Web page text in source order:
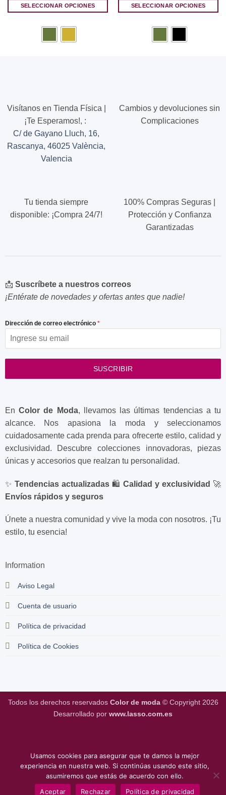
SELECCIONAR OPCIONES
elegir
página
SELECCIONAR OPCIONES
elegir
Visítanos en Tienda Física |
¡Te Esperamos!, :
C/ de Gayano Lluch, 16,
Rascanya, 46025 València,
Valencia
Cambios y devoluciones sin
Complicaciones
Tu tienda siempre
disponible: ¡Compra 24/7!
100% Compras Seguras |
Protección y Confianza
Garantizadas
EnColor de Moda, llevamos las últimas tendencias a tu
alcance. Nos apasiona la moda y seleccionamos
cuidadosamente cada prenda para ofrecerte estilo, calidad y
exclusividad. Descubre colecciones innovadoras, piezas
únicas y accesorios que realzan tu personalidad.
✨ Tendencias actualizadas🛍️Calidad y exclusividad 🚀
Envíos rápidos y seguros
Únete a nuestra comunidad y vive la moda con nosotros. ¡Tu
estilo, tu esencia!
Information
Aviso Legal
Cuenta de usuario
Política de privacidad
Política de Cookies
📩 Suscríbete a nuestros correos
¡Entérate de novedades y ofertas antes que nadie!
Dirección de correo electrónico *
SUSCRIBIR
Todos los derechos reservados Color de moda© Copyright 2026
Desarrollado por www.lasso.com.es
Usamos cookies para asegurar que te damos la mejor
experiencia en nuestra web. Si continúas usando este sitio,
asumiremos que estás de acuerdo con ello.
Aceptar
Rechazar Política de privacidad